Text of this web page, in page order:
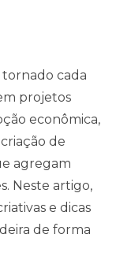
tornado cada
projetos
econômica,
de
agregam
Neste artigo,
e dicas
de forma